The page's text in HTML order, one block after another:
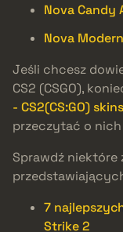
Nova Candy
Nova
Jeśli chcesz
CS2 (CSGO),
- CS2(CS:GO)
przeczytać o
Sprawdź niektóre
7
Strike 2